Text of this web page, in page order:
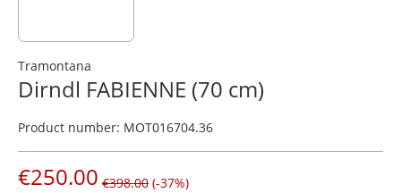
Tramontana
Dirndl FABIENNE (70 cm)
Product number: MOT016704.36
€250.00 €398.00 (-37%)